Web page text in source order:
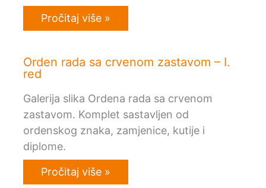
Pročitaj više »
Orden rada sa crvenom zastavom – I.
red
Galerija slika Ordena rada sa crvenom
zastavom. Komplet sastavljen od
ordenskog znaka, zamjenice, kutije i
diplome.
Pročitaj više »